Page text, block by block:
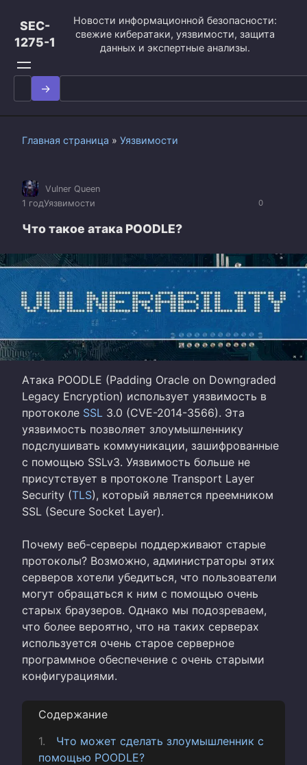
контенту
SEC-
1275-1
Новости информационной безопасности:
свежие кибератаки, уязвимости, защита
данных и экспертные анализы.
Search
for:
Главная страница » Уязвимости
0
Vulner Queen
1 годУязвимости
Что такое атака POODLE?
Атака POODLE (Padding Oracle on Downgraded
Legacy Encryption) использует уязвимость в
протоколе SSL 3.0 (CVE-2014-3566). Эта
уязвимость позволяет злоумышленнику
подслушивать коммуникации, зашифрованные
с помощью SSLv3. Уязвимость больше не
присутствует в протоколе Transport Layer
Security (TLS), который является преемником
SSL (Secure Socket Layer).
Почему веб-серверы поддерживают старые
протоколы? Возможно, администраторы этих
серверов хотели убедиться, что пользователи
могут обращаться к ним с помощью очень
старых браузеров. Однако мы подозреваем,
что более вероятно, что на таких серверах
используется очень старое серверное
программное обеспечение с очень старыми
конфигурациями.
Содержание
Что может сделать злоумышленник с
помощью POODLE?